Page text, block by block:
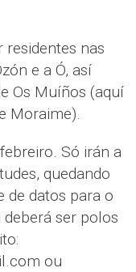
residentes nas
e a Ó, así
Os Muíños (aquí
Moraime).
Só irán a
quedando
de datos para o
ser polos
ou